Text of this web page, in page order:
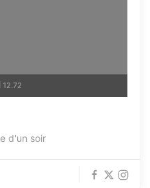
12.72
d'un soir